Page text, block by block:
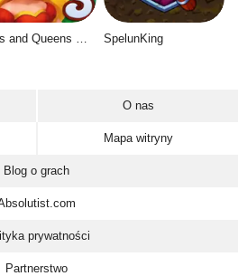
Kings and Queens Match 3 SpelunKing
O nas
Mapa witryny
Blog o grach
prywatności
Partnerstwo